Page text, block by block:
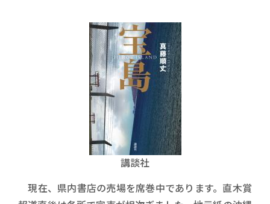
講談社
現在、県内書店の売場を席巻中であります。直木賞